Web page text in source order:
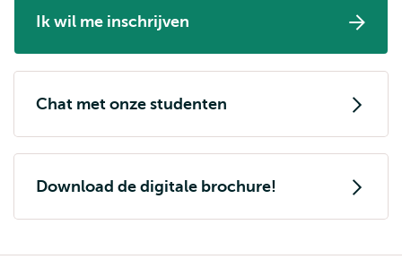
Ik wil me inschrijven
Chat met onze studenten
Download de digitale brochure!